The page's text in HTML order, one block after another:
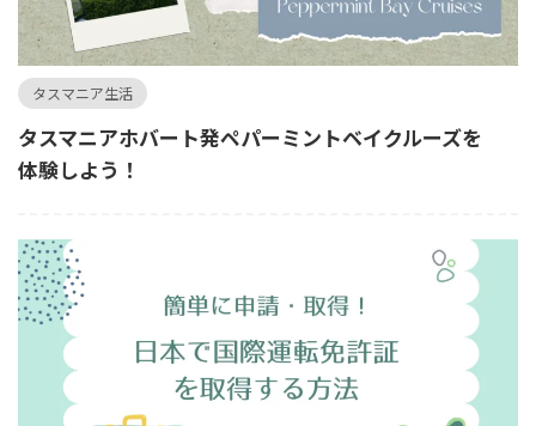
タスマニア生活
タスマニアホバート発ペパーミントベイクルーズを
体験しよう！